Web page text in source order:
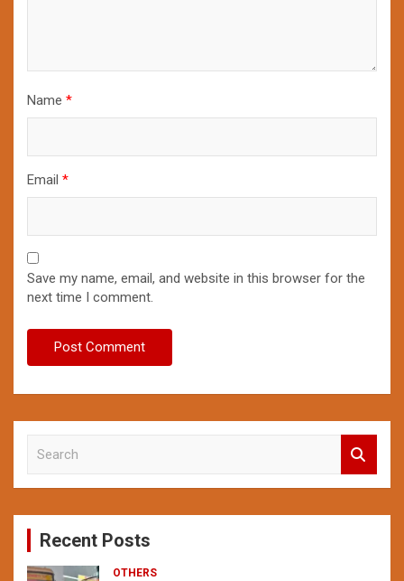
Name *
Email *
Save my name, email, and website in this browser for the
next time I comment.
c
Recent Posts
OTHERS